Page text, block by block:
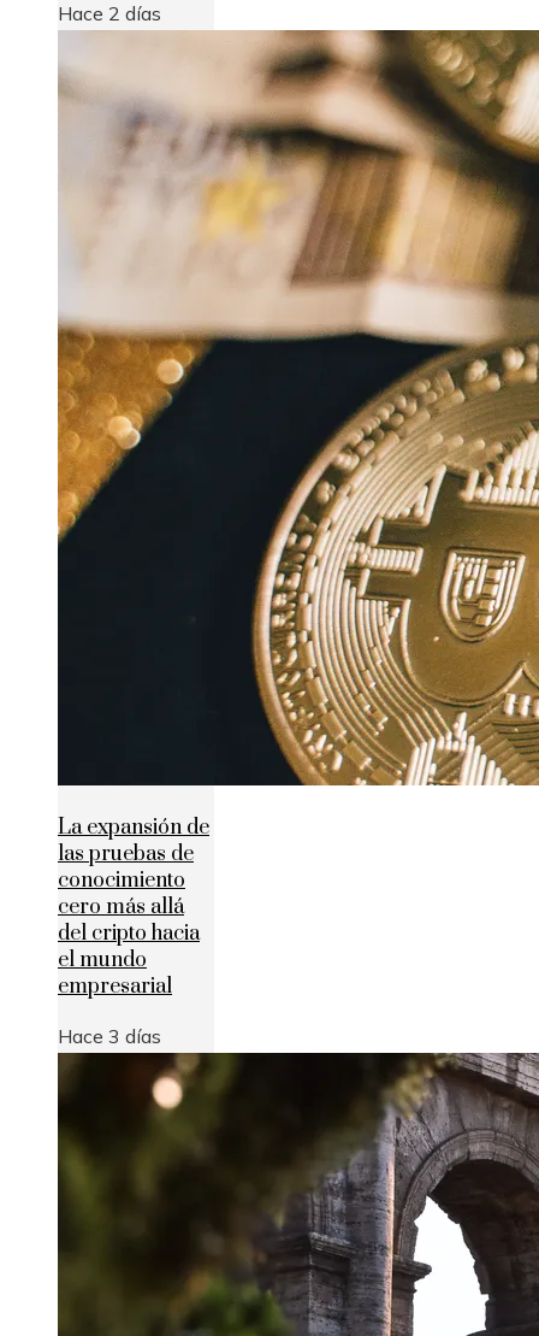
Hace 2 días
La expansión de
las pruebas de
conocimiento
cero más allá
del cripto hacia
el mundo
empresarial
Hace 3 días